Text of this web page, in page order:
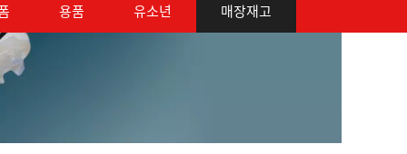
용품 유소년 매장재고